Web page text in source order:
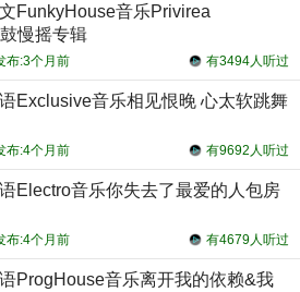
FunkyHouse音乐Privirea
慢摇专辑
有3494人听过
布:3个月前
Exclusive音乐相见恨晚 心太软跳舞
有9692人听过
布:4个月前
Electro音乐你失去了最爱的人包房
有4679人听过
布:4个月前
ProgHouse音乐离开我的依赖&我